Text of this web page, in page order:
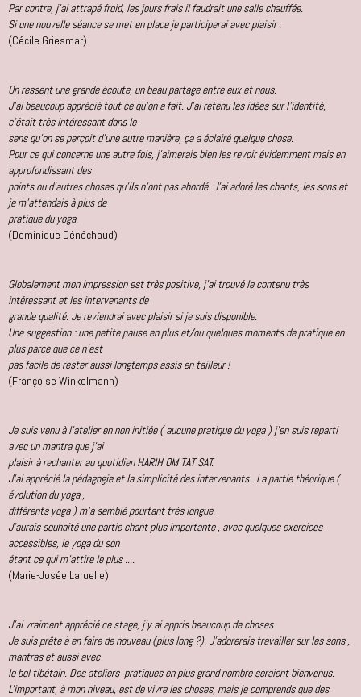
Par contre, j’ai attrapé froid, les jours frais il faudrait une salle chauffée.
Si une nouvelle séance se met en place je participerai avec plaisir .
(Cécile Griesmar)
On ressent une grande écoute, un beau partage entre eux et nous.
J'ai beaucoup apprécié tout ce qu'on a fait. J'ai retenu les idées sur l'identité,
c'était très intéressant dans le
sens qu'on se perçoit d'une autre manière, ça a éclairé quelque chose.
Pour ce qui concerne une autre fois, j'aimerais bien les revoir évidemment mais en
approfondissant des
points ou d'autres choses qu'ils n'ont pas abordé. J'ai adoré les chants, les sons et
je m'attendais à plus de
pratique du yoga.
(Dominique Dénéchaud)
Globalement mon impression est très positive, j'ai trouvé le contenu très
intéressant et les intervenants de
grande qualité. Je reviendrai avec plaisir si je suis disponible.
Une suggestion : une petite pause en plus et/ou quelques moments de pratique en
plus parce que ce n'est
pas facile de rester aussi longtemps assis en tailleur !
(Françoise Winkelmann)
Je suis venu à l'atelier en non initiée ( aucune pratique du yoga ) j'en suis reparti
avec un mantra que j'ai
plaisir à rechanter au quotidien HARIH OM TAT SAT.
J'ai apprécié la pédagogie et la simplicité des intervenants . La partie théorique (
évolution du yoga ,
différents yoga ) m'a semblé pourtant très longue.
J'aurais souhaité une partie chant plus importante , avec quelques exercices
accessibles, le yoga du son
étant ce qui m'attire le plus ....
(Marie-Josée Laruelle)
J'ai vraiment apprécié ce stage, j'y ai appris beaucoup de choses.
Je suis prête à en faire de nouveau (plus long ?). J'adorerais travailler sur les sons ,
mantras et aussi avec
le bol tibétain. Des ateliers pratiques en plus grand nombre seraient bienvenus.
L'important, à mon niveau, est de vivre les choses, mais je comprends que des